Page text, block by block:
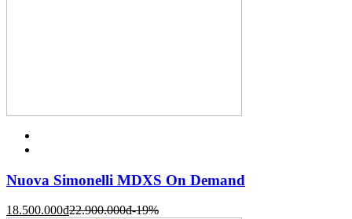
Nuova Simonelli MDXS On Demand
18.500.000đ22.900.000đ-19%